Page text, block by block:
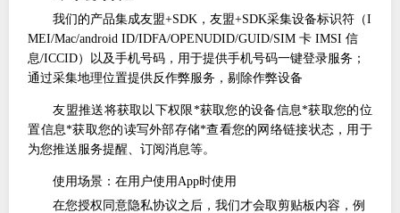
我们的产品集成友盟+SDK，友盟+SDK采集设备标识符（I
MEI/Mac/android ID/IDFA/OPENUDID/GUID/SIM 卡 IMSI 信
息/ICCID）以及手机号码，用于提供手机号码一键登录服务；
通过采集地理位置提供反作弊服务，剔除作弊设备
友盟推送将获取以下权限*获取您的设备信息*获取您的位
置信息*获取您的读写外部存储*查看您的网络链接状态，用于
为您推送服务提醒、订阅消息等。
使用场景：在用户使用 App时使用
在您授权同意隐私协议之后，我们才会取剪贴板内容，例